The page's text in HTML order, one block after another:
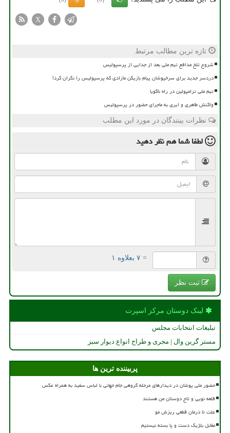
X
تازه ترین مطالب مرتبط
شروع تلخ مدافع تیم ملی بعد از جدایی از پرسپولیس
دردسر جدید برای سرخپوشان پیام بازیکن مازادی که پرسپولیس را نگران کرد!
تیم ملی ترامپولین در راه ناگویا
واکنش طاهری و ایری به ماجرای حضور در پرسپولیس
نظرات بینندگان در مورد این مطلب
لطفا شما همنظر دهید
= ۷ بعلاوه ۱
ثبت نظر
لینک دوستان مركز اسپرت
تبلیغات انتخابات مجلس
مستر گرین وال | مجری و طراح انواع دیوار سبز
پربیننده ترین ها
حضور ملی پوشان در دیدارهای مرحله گروهی جام جهانی با لباس سفید به همراه عکس
قلعه نویی و تاج دوستان من هستند
علت تا درمان قطعی ریزش مو
مقابل بلژیک دست و پا بسته نیستیم